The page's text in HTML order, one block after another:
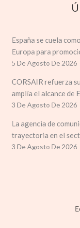
España se cuela
Europa para
5 De Agosto De 2026
CORSAIR refuerza
amplía el alcance de
3 De Agosto De 2026
La agencia de
trayectoria en el
3 De Agosto De 2026